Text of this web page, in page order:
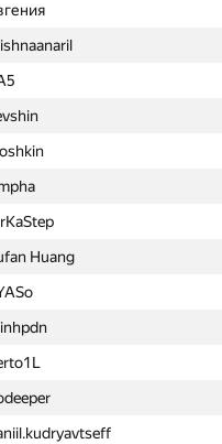
Huang